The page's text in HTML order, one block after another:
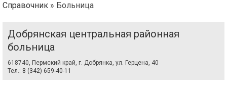
Справочник » Больница
Добрянская центральная районная
больница
618740, Пермский край, г. Добрянка, ул. Герцена, 40
Тел.: 8 (342) 659-40-11